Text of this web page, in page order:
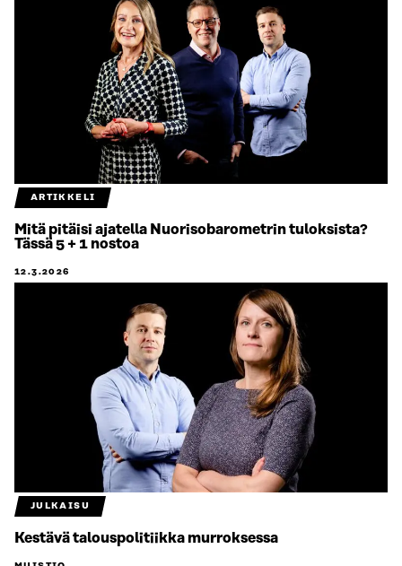
ARTIKKELI
Mitä pitäisi ajatella Nuorisobarometrin tuloksista?
Tässä 5 + 1 nostoa
12.3.2026
JULKAISU
Kestävä talouspolitiikka murroksessa